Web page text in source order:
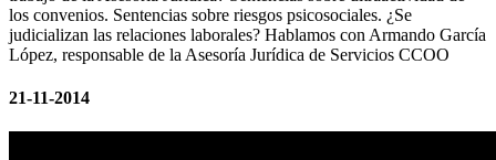
los convenios. Sentencias sobre riesgos psicosociales. ¿Se
judicializan las relaciones laborales? Hablamos con Armando García
López, responsable de la Asesoría Jurídica de Servicios CCOO
21-11-2014